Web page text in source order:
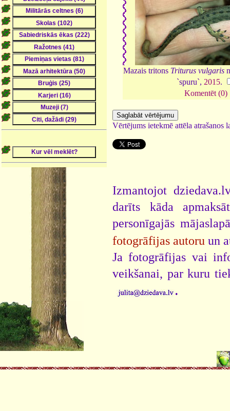
Mazais tritons Triturus vulgaris
`spuru`, 2015.
Komentēt (0)
Vērtējums ietekmē attēla atrašanos
Izmantojot
darīts kāda
personīgajās
fotogrāfijas autoru un
Ja fotogrāfijas vai
veikšanai, par kuru
.